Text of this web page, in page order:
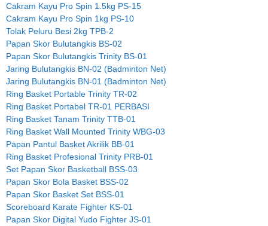
Cakram Kayu Pro Spin 1.5kg PS-15
Cakram Kayu Pro Spin 1kg PS-10
Tolak Peluru Besi 2kg TPB-2
Papan Skor Bulutangkis BS-02
Papan Skor Bulutangkis Trinity BS-01
Jaring Bulutangkis BN-02 (Badminton Net)
Jaring Bulutangkis BN-01 (Badminton Net)
Ring Basket Portable Trinity TR-02
Ring Basket Portabel TR-01 PERBASI
Ring Basket Tanam Trinity TTB-01
Ring Basket Wall Mounted Trinity WBG-03
Papan Pantul Basket Akrilik BB-01
Ring Basket Profesional Trinity PRB-01
Set Papan Skor Basketball BSS-03
Papan Skor Bola Basket BSS-02
Papan Skor Basket Set BSS-01
Scoreboard Karate Fighter KS-01
Papan Skor Digital Yudo Fighter JS-01